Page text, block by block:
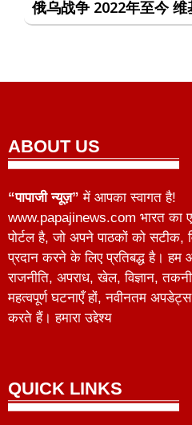
俄乌战争 2022年至今
ABOUT US
“पापाजी न्यूज़” में आपका स्वागत है!
www.papajinews.com भारत का
पोर्टल है, जो अपने पाठकों को सटीक,
प्रदान करने के लिए प्रतिबद्ध है। हम
राजनीति, अपराध, खेल, विज्ञान,
महत्वपूर्ण घटनाएँ हों, नवीनतम अपडेट्स
करते हैं। हमारा उद्देश्य
QUICK LINKS